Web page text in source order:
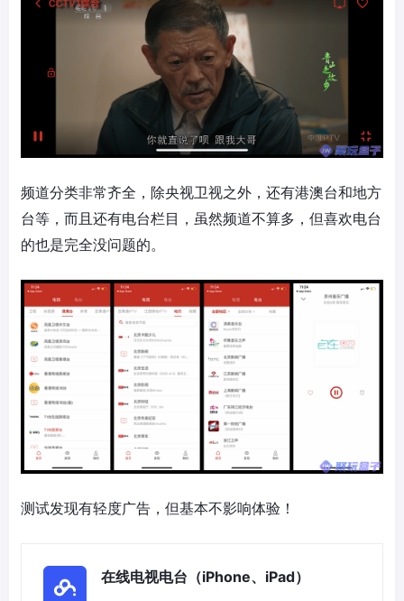
频道分类非常齐全，除央视卫视之外，还有港澳台和地方
台等，而且还有电台栏目，虽然频道不算多，但喜欢电台
的也是完全没问题的。
测试发现有轻度广告，但基本不影响体验！
在线电视电台（iPhone、iPad）